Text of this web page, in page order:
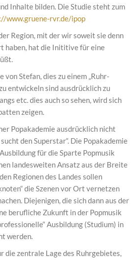
Inhalte bilden. Die Studie steht zum
www.gruene-rvr.de/ipop
Region, mit der wir soweit sie denn
haben, hat die Inititive für eine
Stefan, dies zu einem „Ruhr-
entwickeln sind ausdrücklich zu
etc. dies auch so sehen, wird sich
zeigen.
Popakademie ausdrücklich nicht
den Superstar“. Die Popakademie
für die Sparte Popmusik
landesweiten Ansatz aus der Breite
Regionen des Landes sollen
die Szenen vor Ort vernetzen
Diejenigen, die sich dann aus der
berufliche Zukunft in der Popmusik
Ausbildung (Studium) in
werden.
die zentrale Lage des Ruhrgebietes,